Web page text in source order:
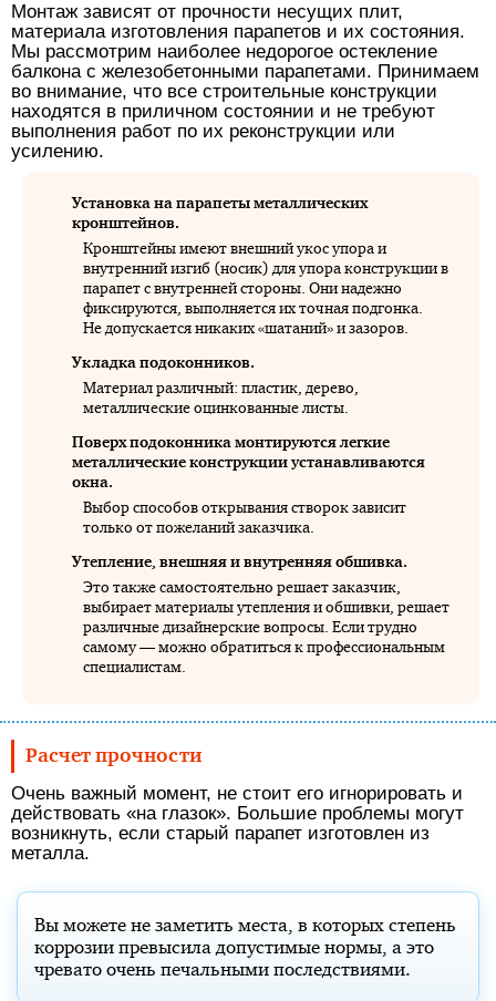
Монтаж зависят от прочности несущих плит,
материала изготовления парапетов и их состояния.
Мы рассмотрим наиболее недорогое остекление
балкона с железобетонными парапетами. Принимаем
во внимание, что все строительные конструкции
находятся в приличном состоянии и не требуют
выполнения работ по их реконструкции или
усилению.
Установка на парапеты металлических
кронштейнов.
Кронштейны имеют внешний укос упора и
внутренний изгиб (носик) для упора конструкции в
парапет с внутренней стороны. Они надежно
фиксируются, выполняется их точная подгонка.
Не допускается никаких «шатаний» и зазоров.
Укладка подоконников.
Материал различный: пластик, дерево,
металлические оцинкованные листы.
Поверх подоконника монтируются легкие
металлические конструкции устанавливаются
окна.
Выбор способов открывания створок зависит
только от пожеланий заказчика.
Утепление, внешняя и внутренняя обшивка.
Это также самостоятельно решает заказчик,
выбирает материалы утепления и обшивки, решает
различные дизайнерские вопросы. Если трудно
самому — можно обратиться к профессиональным
специалистам.
Расчет прочности
Очень важный момент, не стоит его игнорировать и
действовать «на глазок». Большие проблемы могут
возникнуть, если старый парапет изготовлен из
металла.
Вы можете не заметить места, в которых степень
коррозии превысила допустимые нормы, а это
чревато очень печальными последствиями.